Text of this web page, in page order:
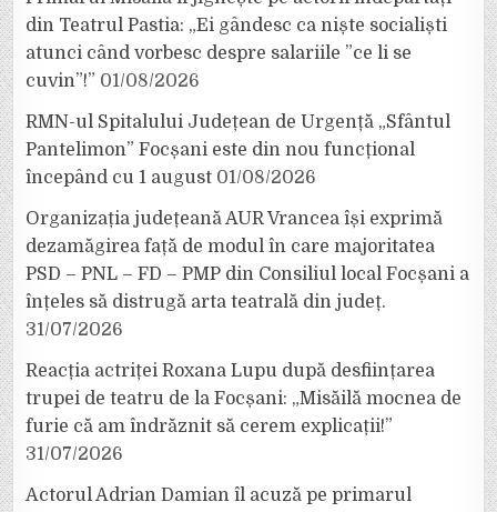
din Teatrul Pastia: „Ei gândesc ca niște socialiști
atunci când vorbesc despre salariile ”ce li se
cuvin”!” 01/08/2026
RMN-ul Spitalului Județean de Urgență „Sfântul
Pantelimon” Focșani este din nou funcțional
începând cu 1 august 01/08/2026
Organizația județeană AUR Vrancea își exprimă
dezamăgirea față de modul în care majoritatea
PSD – PNL – FD – PMP din Consiliul local Focșani a
înțeles să distrugă arta teatrală din județ.
31/07/2026
Reacția actriței Roxana Lupu după desființarea
trupei de teatru de la Focșani: „Misăilă mocnea de
furie că am îndrăznit să cerem explicații!”
31/07/2026
Actorul Adrian Damian îl acuză pe primarul